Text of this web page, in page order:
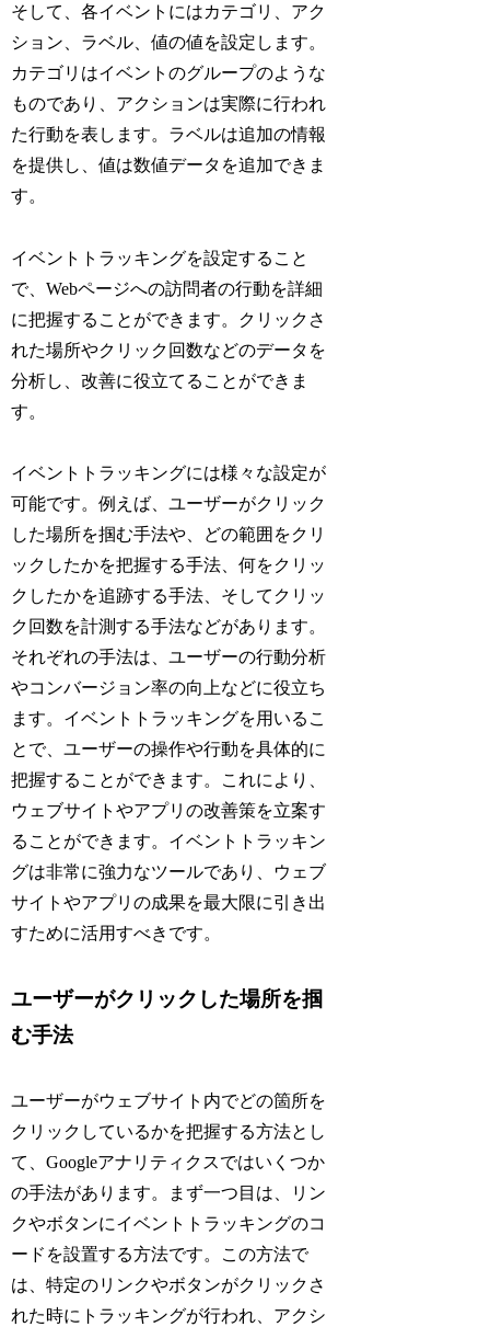
そして、各イベントにはカテゴリ、アク
ション、ラベル、値の値を設定します。
カテゴリはイベントのグループのような
ものであり、アクションは実際に行われ
た行動を表します。ラベルは追加の情報
を提供し、値は数値データを追加できま
す。
イベントトラッキングを設定すること
で、Webページへの訪問者の行動を詳細
に把握することができます。クリックさ
れた場所やクリック回数などのデータを
分析し、改善に役立てることができま
す。
イベントトラッキングには様々な設定が
可能です。例えば、ユーザーがクリック
した場所を掴む手法や、どの範囲をクリ
ックしたかを把握する手法、何をクリッ
クしたかを追跡する手法、そしてクリッ
ク回数を計測する手法などがあります。
それぞれの手法は、ユーザーの行動分析
やコンバージョン率の向上などに役立ち
ます。イベントトラッキングを用いるこ
とで、ユーザーの操作や行動を具体的に
把握することができます。これにより、
ウェブサイトやアプリの改善策を立案す
ることができます。イベントトラッキン
グは非常に強力なツールであり、ウェブ
サイトやアプリの成果を最大限に引き出
すために活用すべきです。
ユーザーがクリックした場所を掴
む手法
ユーザーがウェブサイト内でどの箇所を
クリックしているかを把握する方法とし
て、Googleアナリティクスではいくつか
の手法があります。まず一つ目は、リン
クやボタンにイベントトラッキングのコ
ードを設置する方法です。この方法で
は、特定のリンクやボタンがクリックさ
れた時にトラッキングが行われ、アクシ